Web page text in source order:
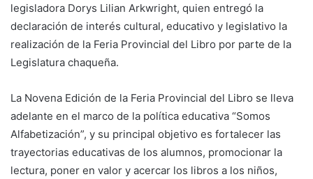
legisladora Dorys Lilian Arkwright, quien entregó la
declaración de interés cultural, educativo y legislativo la
realización de la Feria Provincial del Libro por parte de la
Legislatura chaqueña.
La Novena Edición de la Feria Provincial del Libro se lleva
adelante en el marco de la política educativa “Somos
Alfabetización”, y su principal objetivo es fortalecer las
trayectorias educativas de los alumnos, promocionar la
lectura, poner en valor y acercar los libros a los niños,